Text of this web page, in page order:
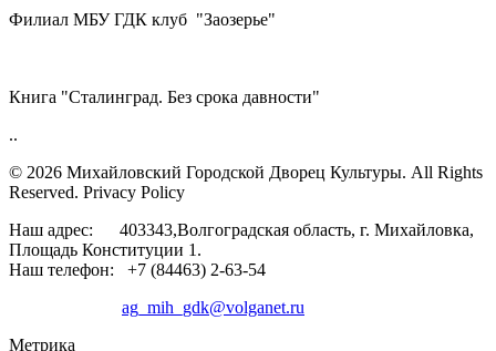
Филиал МБУ ГДК клуб "Заозерье"
Книга "Сталинград. Без срока давности"
..
© 2026 Михайловский Городской Дворец Культуры. All Rights
Reserved. Privacy Policy
Наш адрес: 403343,Волгоградская область, г. Михайловка,
Площадь Конституции 1.
Наш телефон: +7 (84463) 2-63-54
ag_mih_gdk@volganet.ru
Метрика